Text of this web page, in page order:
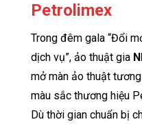
Petrolimex
Trong đêm gala “Đổi
dịch vụ”, ảo thuật gia
mở màn ảo thuật
màu sắc thương hiệu
Dù thời gian chuẩn bị